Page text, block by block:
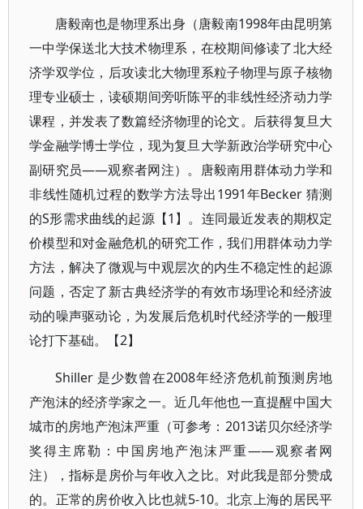
唐毅南也是物理系出身（唐毅南1998年由昆明第
一中学保送北大技术物理系，在校期间修读了北大经
济学双学位，后攻读北大物理系粒子物理与原子核物
理专业硕士，读硕期间旁听陈平的非线性经济动力学
课程，并发表了数篇经济物理的论文。后获得复旦大
学金融学博士学位，现为复旦大学新政治学研究中心
副研究员——观察者网注）。唐毅南用群体动力学和
非线性随机过程的数学方法导出1991年Becker 猜测
的S形需求曲线的起源【1】。连同最近发表的期权定
价模型和对金融危机的研究工作，我们用群体动力学
方法，解决了微观与中观层次的内生不稳定性的起源
问题，否定了新古典经济学的有效市场理论和经济波
动的噪声驱动论，为发展后危机时代经济学的一般理
论打下基础。【2】
Shiller 是少数曾在2008年经济危机前预测房地
产泡沫的经济学家之一。近几年他也一直提醒中国大
城市的房地产泡沫严重（可参考：2013诺贝尔经济学
奖得主席勒：中国房地产泡沫严重——观察者网
注），指标是房价与年收入之比。对此我是部分赞成
的。正常的房价收入比也就5-10。北京上海的居民平